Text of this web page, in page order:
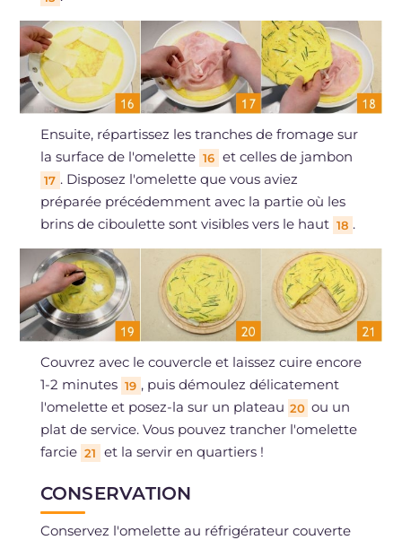
Ensuite, répartissez les tranches de fromage sur
la surface de l'omelette 16 et celles de jambon
17 . Disposez l'omelette que vous aviez
préparée précédemment avec la partie où les
brins de ciboulette sont visibles vers le haut 18 .
Couvrez avec le couvercle et laissez cuire encore
1-2 minutes 19 , puis démoulez délicatement
l'omelette et posez-la sur un plateau 20 ou un
plat de service. Vous pouvez trancher l'omelette
farcie 21 et la servir en quartiers !
CONSERVATION
Conservez l'omelette au réfrigérateur couverte